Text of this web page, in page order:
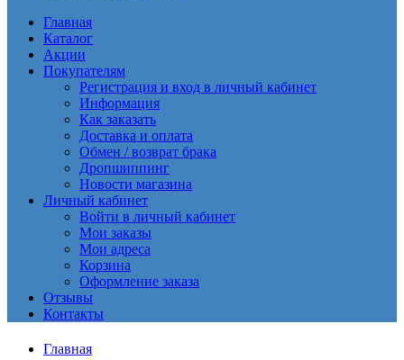
Главная
Каталог
Акции
Покупателям
Регистрация и вход в личный кабинет
Информация
Как заказать
Доставка и оплата
Обмен / возврат брака
Дропшиппинг
Новости магазина
Личный кабинет
Войти в личный кабинет
Мои заказы
Мои адреса
Корзина
Оформление заказа
Отзывы
Контакты
Главная